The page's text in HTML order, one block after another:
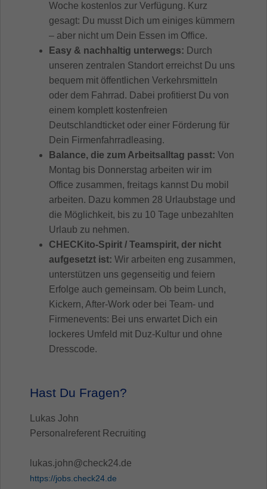
Woche kostenlos zur Verfügung. Kurz
gesagt: Du musst Dich um einiges kümmern
– aber nicht um Dein Essen im Office.
Easy & nachhaltig unterwegs: Durch
unseren zentralen Standort erreichst Du uns
bequem mit öffentlichen Verkehrsmitteln
oder dem Fahrrad. Dabei profitierst Du von
einem komplett kostenfreien
Deutschlandticket oder einer Förderung für
Dein Firmenfahrradleasing.
Balance, die zum Arbeitsalltag passt: Von
Montag bis Donnerstag arbeiten wir im
Office zusammen, freitags kannst Du mobil
arbeiten. Dazu kommen 28 Urlaubstage und
die Möglichkeit, bis zu 10 Tage unbezahlten
Urlaub zu nehmen.
CHECKito-Spirit / Teamspirit, der nicht
aufgesetzt ist: Wir arbeiten eng zusammen,
unterstützen uns gegenseitig und feiern
Erfolge auch gemeinsam. Ob beim Lunch,
Kickern, After-Work oder bei Team- und
Firmenevents: Bei uns erwartet Dich ein
lockeres Umfeld mit Duz-Kultur und ohne
Dresscode.
Hast Du Fragen?
Lukas John
Personalreferent Recruiting
lukas.john@check24.de
https://jobs.check24.de